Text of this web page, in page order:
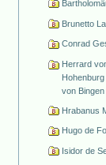
Brunetto
Conrad
Herrard
von Bingen
Hrabanus
Hugo de
Isidor de